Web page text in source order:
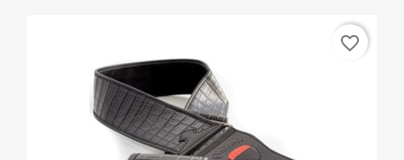
favorite_border